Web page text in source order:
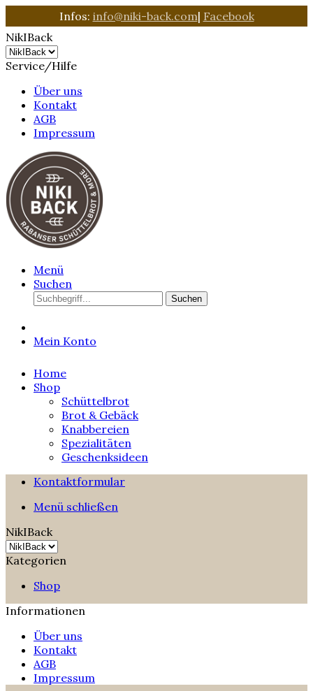
Infos: info@niki-back.com| Facebook
NikIBack
Service/Hilfe
Über uns
Kontakt
AGB
Impressum
Menü
Suchen
Suchen
Mein Konto
Home
Shop
Schüttelbrot
Brot & Gebäck
Knabbereien
Spezialitäten
Geschenksideen
Kontaktformular
Menü schließen
NikIBack
Kategorien
Shop
Informationen
Über uns
Kontakt
AGB
Impressum